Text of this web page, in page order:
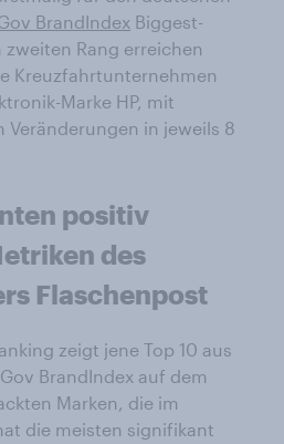
BrandIndex Biggest-
zweiten Rang erreichen
Kreuzfahrtunternehmen
Marke HP, mit
in jeweils 8
positiv
des
Flaschenpost
zeigt jene Top 10 aus
BrandIndex auf dem
Marken, die im
die meisten signifikant